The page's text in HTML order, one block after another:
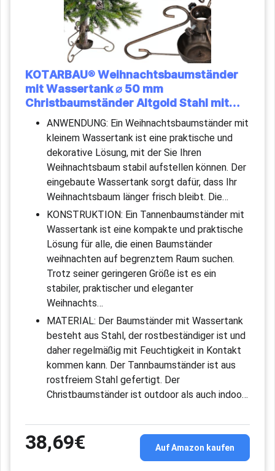
KOTARBAU® Weihnachtsbaumständer
mit Wassertank ⌀ 50 mm
Christbaumständer Altgold Stahl mit…
ANWENDUNG: Ein Weihnachtsbaumständer mit
kleinem Wassertank ist eine praktische und
dekorative Lösung, mit der Sie Ihren
Weihnachtsbaum stabil aufstellen können. Der
eingebaute Wassertank sorgt dafür, dass Ihr
Weihnachtsbaum länger frisch bleibt. Die…
KONSTRUKTION: Ein Tannenbaumständer mit
Wassertank ist eine kompakte und praktische
Lösung für alle, die einen Baumständer
weihnachten auf begrenztem Raum suchen.
Trotz seiner geringeren Größe ist es ein
stabiler, praktischer und eleganter
Weihnachts…
MATERIAL: Der Baumständer mit Wassertank
besteht aus Stahl, der rostbeständiger ist und
daher regelmäßig mit Feuchtigkeit in Kontakt
kommen kann. Der Tannbaumständer ist aus
rostfreiem Stahl gefertigt. Der
Christbaumständer ist outdoor als auch indoo…
38,69€ Auf Amazon kaufen